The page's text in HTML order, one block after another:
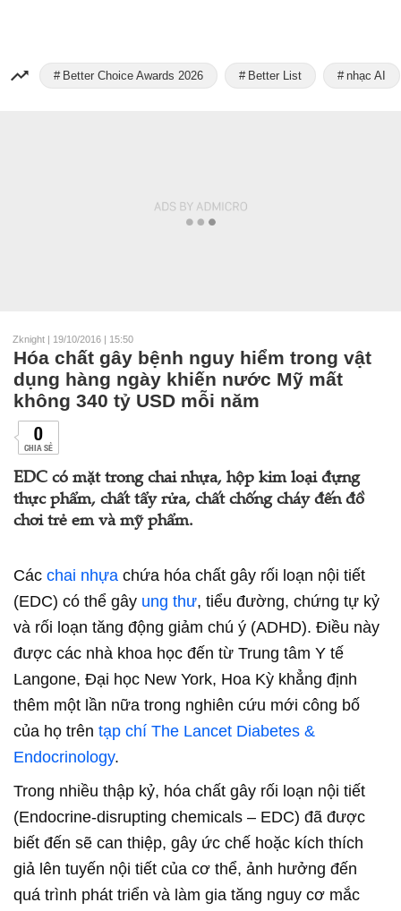
Better Choice Awards 2026 Better List nhạc AI
Zknight | 19/10/2016 | 15:50
Hóa chất gây bệnh nguy hiểm trong vật
dụng hàng ngày khiến nước Mỹ mất
không 340 tỷ USD mỗi năm
0
CHIA SẺ
EDC có mặt trong chai nhựa, hộp kim loại đựng
thực phẩm, chất tẩy rửa, chất chống cháy đến đồ
chơi trẻ em và mỹ phẩm.
Các chai nhựa chứa hóa chất gây rối loạn nội tiết
(EDC) có thể gây ung thư, tiểu đường, chứng tự kỷ
và rối loạn tăng động giảm chú ý (ADHD). Điều này
được các nhà khoa học đến từ Trung tâm Y tế
Langone, Đại học New York, Hoa Kỳ khẳng định
thêm một lần nữa trong nghiên cứu mới công bố
của họ trên tạp chí The Lancet Diabetes &
Endocrinology.
Trong nhiều thập kỷ, hóa chất gây rối loạn nội tiết
(Endocrine-disrupting chemicals – EDC) đã được
biết đến sẽ can thiệp, gây ức chế hoặc kích thích
giả lên tuyến nội tiết của cơ thể, ảnh hưởng đến
quá trình phát triển và làm gia tăng nguy cơ mắc